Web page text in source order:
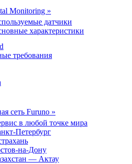
Monitoring »
датчики
характеристики
требования
сеть Furuno »
в любой точке мира
Петербург
на-Дону
— Актау